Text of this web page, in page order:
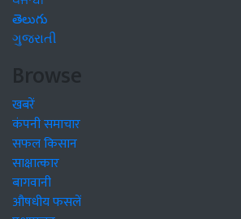
తెలుగు
ગુજરાતી
Browse
खबरें
कंपनी समाचार
सफल किसान
साक्षात्कार
बागवानी
औषधीय फसलें